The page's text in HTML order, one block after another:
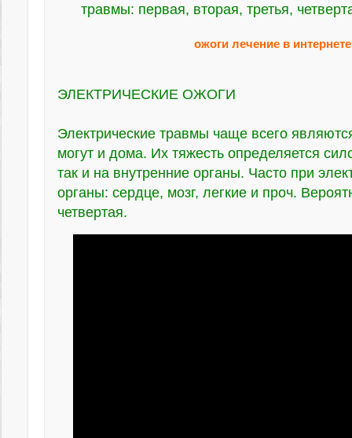
травмы: первая, вторая, третья,
ожоги лечение в
ЭЛЕКТРИЧЕСКИЕ ОЖОГИ
Электрические травмы чаще всего
могут и дома. Их тяжесть определяется
так и на внутренние органы. Часто при
органы: сердце, мозг, легкие и проч.
четвертая.